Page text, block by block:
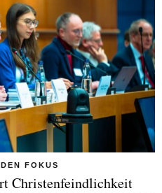
FOKUS
Christenfeindlichkeit